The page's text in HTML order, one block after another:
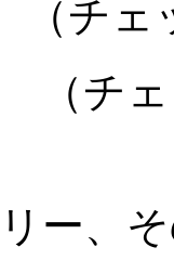
（チ
（チ
ー、